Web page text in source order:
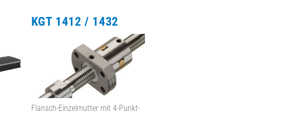
KGT 1412 / 1432
Flansch-Einzelmutter mit 4-Punkt-